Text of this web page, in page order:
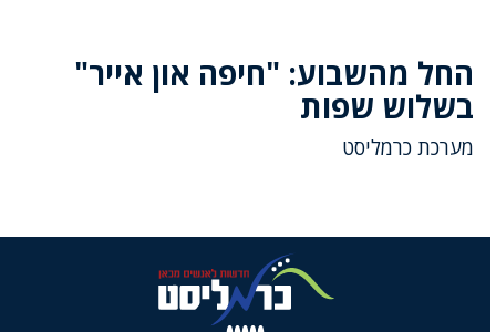
החל מהשבוע: "חיפה און אייר"
בשלוש שפות
מערכת כרמליסט